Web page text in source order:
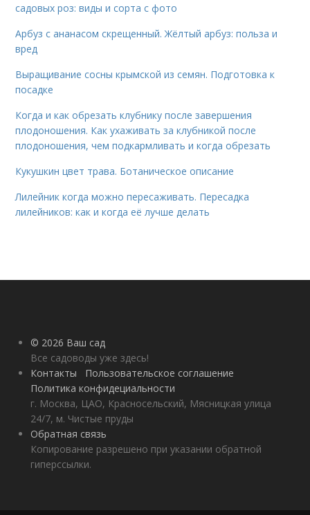
садовых роз: виды и сорта с фото
Арбуз с ананасом скрещенный. Жёлтый арбуз: польза и
вред
Выращивание сосны крымской из семян. Подготовка к
посадке
Когда и как обрезать клубнику после завершения
плодоношения. Как ухаживать за клубникой после
плодоношения, чем подкармливать и когда обрезать
Кукушкин цвет трава. Ботаническое описание
Лилейник когда можно пересаживать. Пересадка
лилейников: как и когда её лучше делать
© 2026 Ваш сад
Все садоводы уже здесь!
Контакты
Пользовательское соглашение
Политика конфидециальности
г. Москва, ЦАО, Красносельский, Мясницкая улица
24/7, м. Чистые пруды
Обратная связь
Копирование разрешено при указании обратной
гиперссылки.